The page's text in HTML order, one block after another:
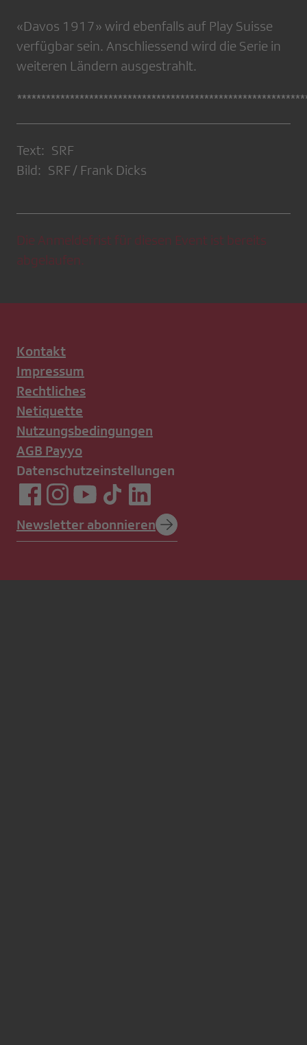
«Davos 1917» wird ebenfalls auf Play Suisse
verfügbar sein. Anschliessend wird die Serie in
weiteren Ländern ausgestrahlt.
Text: SRF
Bild: SRF / Frank Dicks
Die Anmeldefrist für diesen Event ist bereits
abgelaufen.
Kontakt
Impressum
Rechtliches
Netiquette
Nutzungsbedingungen
AGB Payyo
Datenschutzeinstellungen
Newsletter abonnieren